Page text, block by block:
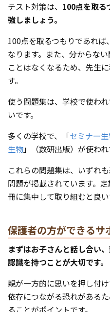
テスト対策は、 100点を取る
強しましょう。
100点を取るつもりであれば
なります。また、分からな
ことはなくなるため、先生
す。
使う問題集は、学校で使わ
いです。
多くの学校で、「セミナー
生物」（数研出版）が使われ
これらの問題集は、いずれ
問題が掲載されています。
冊に集中して取り組むと良い
保護者の方ができるサ
まずはお子さんと話し合い
認識を持つことが大切です。
親が一方的に思いを押し付
依存につながる恐れがある
ることがポイントです。